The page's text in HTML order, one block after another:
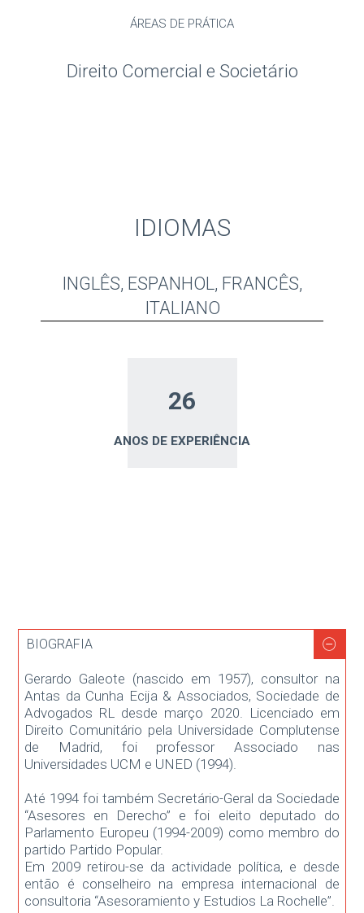
ÁREAS DE PRÁTICA
Direito Comercial e Societário
IDIOMAS
INGLÊS, ESPANHOL, FRANCÊS,
ITALIANO
26
ANOS DE EXPERIÊNCIA
BIOGRAFIA
Gerardo Galeote (nascido em 1957), consultor na
Antas da Cunha Ecija & Associados, Sociedade de
Advogados RL desde março 2020. Licenciado em
Direito Comunitário pela Universidade Complutense
de Madrid, foi professor Associado nas
Universidades UCM e UNED (1994).
Até 1994 foi também Secretário-Geral da Sociedade
“Asesores en Derecho” e foi eleito deputado do
Parlamento Europeu (1994-2009) como membro do
partido Partido Popular.
Em 2009 retirou-se da actividade política, e desde
então é conselheiro na empresa internacional de
consultoria “Asesoramiento y Estudios La Rochelle”.